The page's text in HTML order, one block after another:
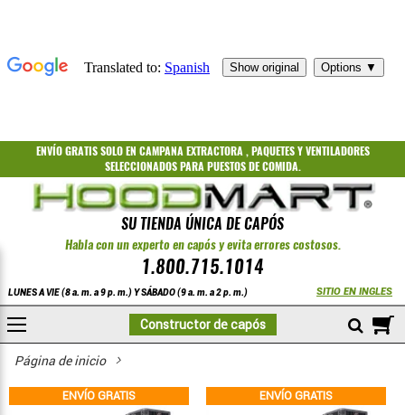
ENVÍO GRATISSOLO EN CAMPANA EXTRACTORA ,PAQUETESYVENTILADORES
SELECCIONADOS PARA PUESTOS DE COMIDA.
SU TIENDA ÚNICA DE CAPÓS
Habla con un experto en capós y evita errores costosos.
1.800.715.1014
LUNES A VIE (8 a. m. a 9 p. m.) Y SÁBADO (9 a. m. a 2 p. m.) SITIO EN INGLES
Constructor de capós
Página de inicio
COMPRAR
Unidad de aire de reposición templado de gas directo NAKS / DX
ENVÍO GRATIS ENVÍO GRATIS